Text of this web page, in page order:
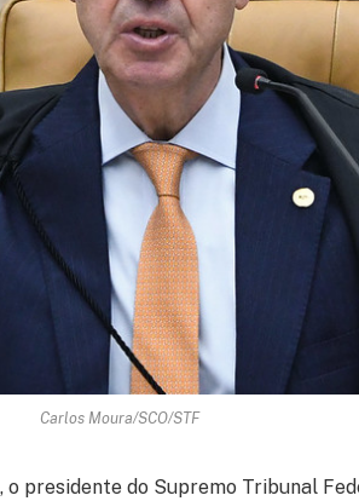
Carlos Moura/SCO/STF
o presidente do Supremo Tribunal